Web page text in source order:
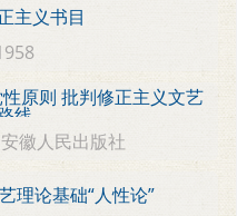
主义书目
原则 批判修正主义文艺
线
徽人民出版社
理论基础“人性论”